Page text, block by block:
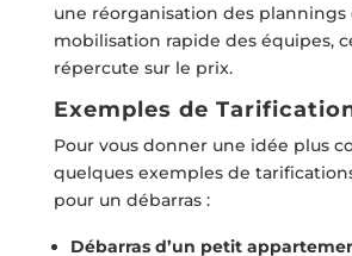
une réorganisation des plannings
mobilisation rapide des équipes,
répercute sur le prix.
Exemples de
Pour vous donner une idée plus
quelques exemples de
pour un débarras :
Débarras d’un petit